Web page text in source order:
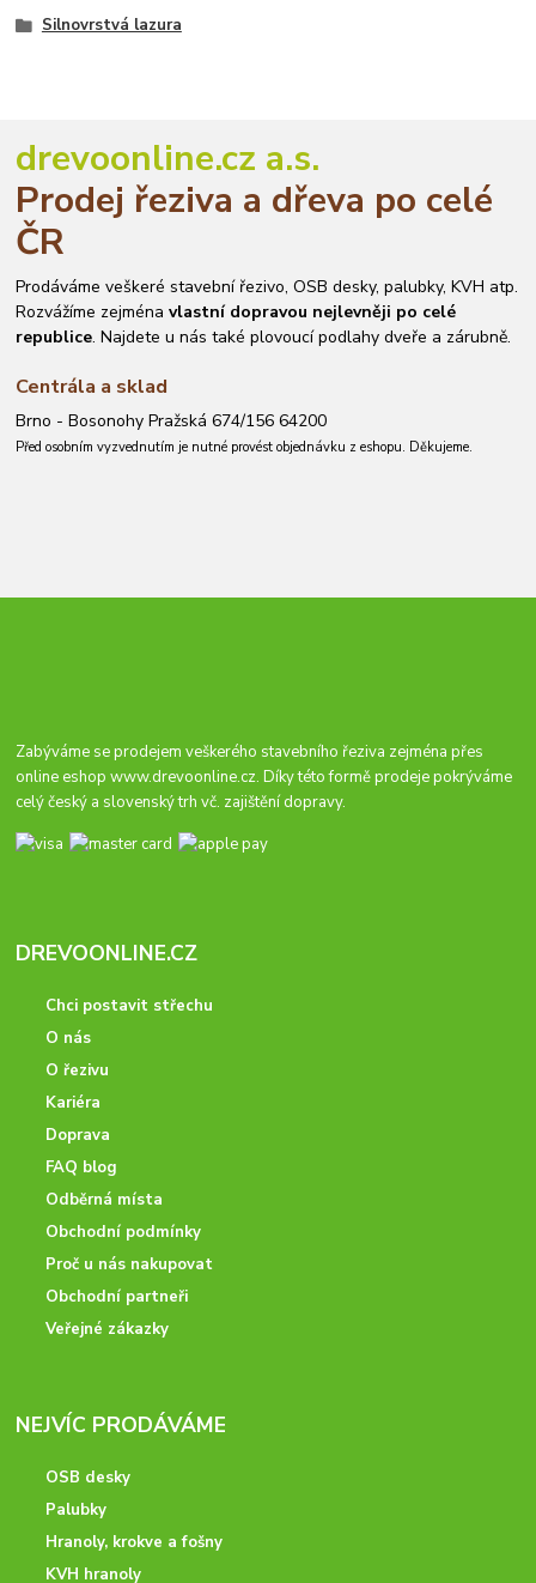
Silnovrstvá lazura
drevoonline.cz a.s.
Prodej řeziva a dřeva po celé
ČR
Prodáváme veškeré stavební řezivo, OSB desky, palubky, KVH atp.
Rozvážíme zejménavlastní dopravou nejlevněji po celé
republice. Najdete u nás také plovoucí podlahy dveře a zárubně.
Centrála a sklad
Brno - Bosonohy Pražská 674/156 64200
Před osobním vyzvednutím je nutné provést objednávku z eshopu. Děkujeme.
Zabýváme se prodejem veškerého stavebního řeziva zejména přes
online eshopwww.drevoonline.cz. Díky této formě prodeje pokrýváme
celý český a slovenský trh vč. zajištění dopravy.
DREVOONLINE.CZ
Chci postavit střechu
O nás
O řezivu
Kariéra
Doprava
FAQ blog
Odběrná místa
Obchodní podmínky
Proč u nás nakupovat
Obchodní partneři
Veřejné zákazky
NEJVÍC PRODÁVÁME
OSB desky
Palubky
Hranoly, krokve a fošny
KVH hranoly